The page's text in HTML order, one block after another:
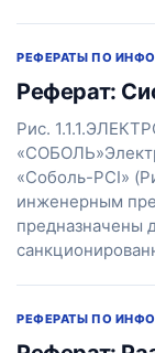
РЕФЕРАТЫ ПО
Реферат:
Рис.
«Соболь-PCI»
инженерным
предназначены
РЕФЕРАТЫ ПО